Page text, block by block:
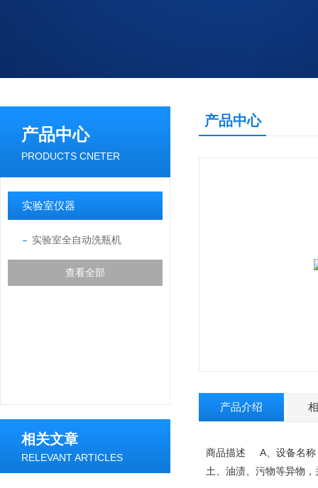
产品中心
PRODUCTS CNETER
实验室仪器
实验室全自动洗瓶机
查看全部
相关文章
RELEVANT ARTICLES
产品中心
产品介绍
商品描述 A、设备名称
土、油渍、污物等异物